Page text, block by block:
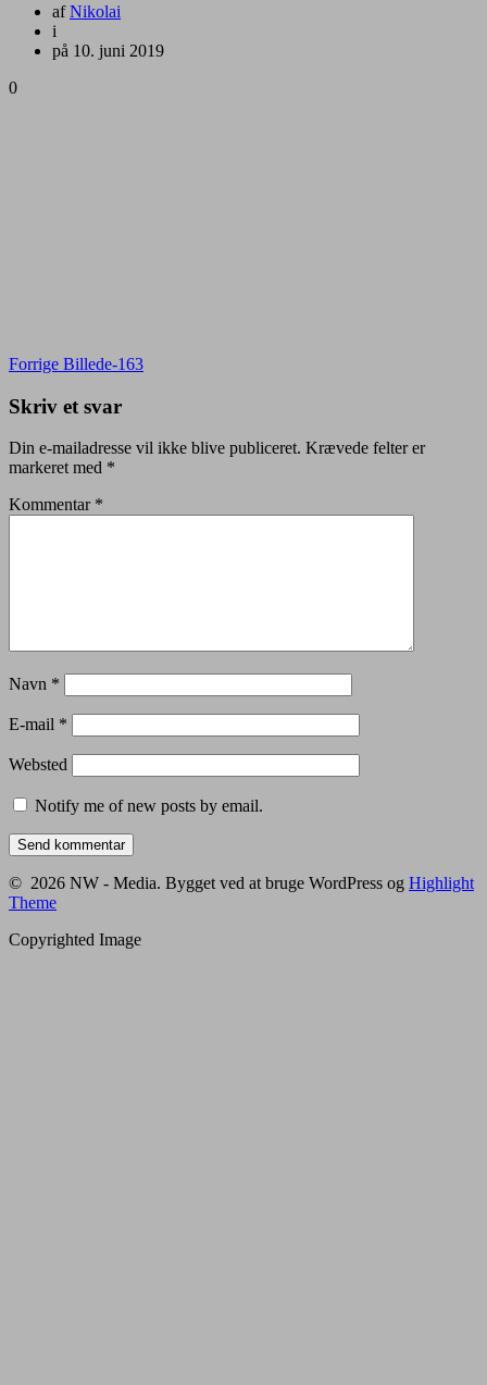
afNikolai
i
på 10. juni 2019
0
Indlægsnavigation
Forrige Forrige
Billede-163
Skriv et svar
Din e-mailadresse vil ikke blive publiceret. Krævede felter er
markeret med *
Kommentar *
Navn *
E-mail *
Websted
Notify me of new posts by email.
© 2026 NW - Media. Bygget ved at bruge WordPress og Highlight
Theme
Copyrighted Image